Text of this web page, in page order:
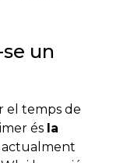
un
el temps de
és la
actualment